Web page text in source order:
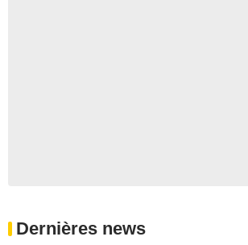
Dernières news